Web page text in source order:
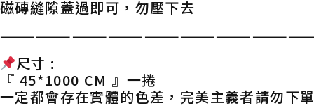
磁磚縫隙蓋過即可，勿壓下去
尺寸 :
『 45*1000 CM 』一捲
一定都會存在實體的色差，完美主義者請勿下單